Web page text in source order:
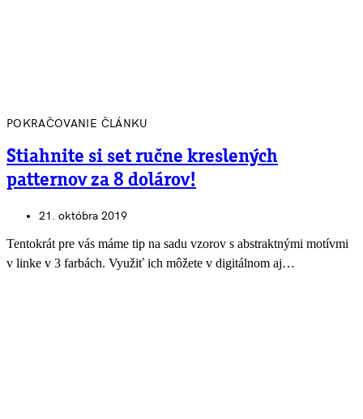
POKRAČOVANIE ČLÁNKU
Stiahnite si set ručne kreslených
patternov za 8 dolárov!
21. októbra 2019
Tentokrát pre vás máme tip na sadu vzorov s abstraktnými motívmi
v linke v 3 farbách. Využiť ich môžete v digitálnom aj…